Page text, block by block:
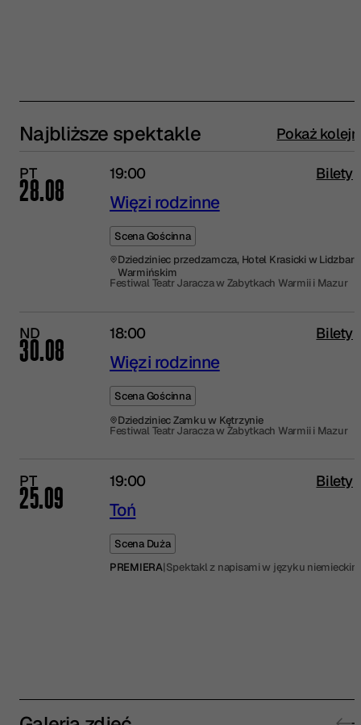
Najbliższe spektakle Pokaż
PT
28.08
19:00
Więzi rodzinne
Scena Gościnna
Dziedziniec przedzamcza, Hotel Krasicki w
Warmińskim
Festiwal Teatr Jaracza w Zabytkach Warmii i Mazur
Bilety
ND
30.08
18:00
Więzi rodzinne
Scena Gościnna
Dziedziniec Zamku w Kętrzynie
Festiwal Teatr Jaracza w Zabytkach Warmii i Mazur
Bilety
PT
25.09
19:00
Toń
Scena Duża
PREMIERA|Spektakl z napisami w języku niemieckim
Bilety